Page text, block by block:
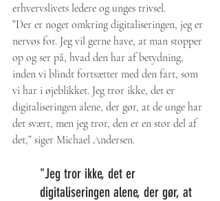
erhvervslivets ledere og unges trivsel.
”Der er noget omkring digitaliseringen, jeg er
nervøs for. Jeg vil gerne have, at man stopper
op og ser på, hvad den har af betydning,
inden vi blindt fortsætter med den fart, som
vi har i øjeblikket. Jeg tror ikke, det er
digitaliseringen alene, der gør, at de unge har
det svært, men jeg tror, den er en stor del af
det,” siger Michael Andersen.
"Jeg tror ikke, det er
digitaliseringen alene, der gør, at